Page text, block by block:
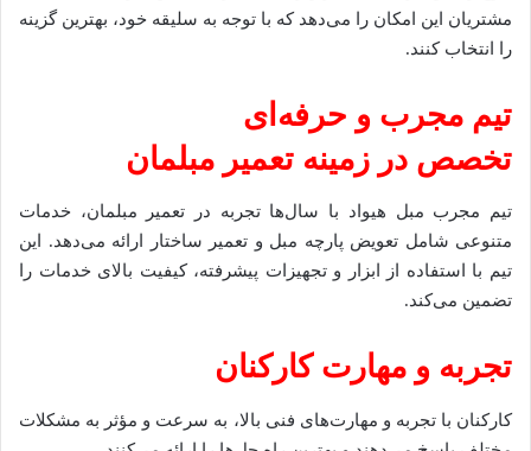
مشتریان این امکان را می‌دهد که با توجه به سلیقه خود، بهترین گزینه
را انتخاب کنند.
تیم مجرب و حرفه‌ای
تخصص در زمینه تعمیر مبلمان
تیم مجرب مبل هیواد با سال‌ها تجربه در تعمیر مبلمان، خدمات
متنوعی شامل تعویض پارچه مبل و تعمیر ساختار ارائه می‌دهد. این
تیم با استفاده از ابزار و تجهیزات پیشرفته، کیفیت بالای خدمات را
تضمین می‌کند.
تجربه و مهارت کارکنان
کارکنان با تجربه و مهارت‌های فنی بالا، به سرعت و مؤثر به مشکلات